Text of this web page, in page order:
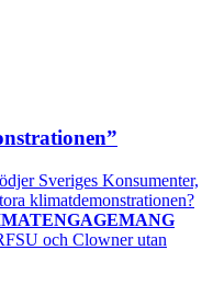
Sveriges Konsumenter,
klimatdemonstrationen?
och Clowner utan